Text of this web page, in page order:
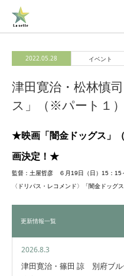
2022.05.28 イベント
津田寛治・松林慎
ス」（※パート１
★映画「闇金ドッグス」
画決定！★
監督：土屋哲彦 ６月19日（日）15：
〈ドリパス・レコメンド〉「闇金ドッグ
更新情報一覧
2026.8.3
津田寛治・篠田 諒 別府ブル